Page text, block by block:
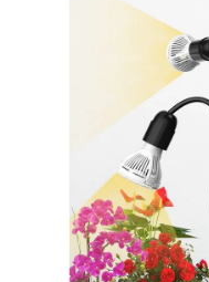
Webáruház értékelése
Általános Üzleti Feltételek